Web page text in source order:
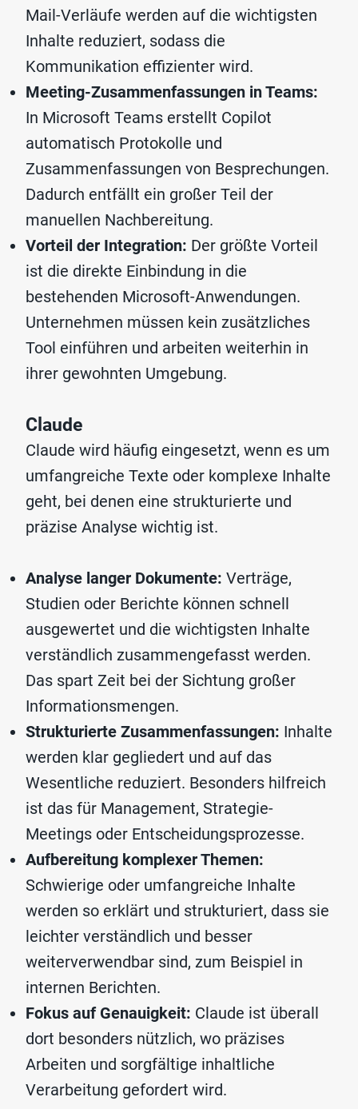
Mail-Verläufe werden auf die wichtigsten
Inhalte reduziert, sodass die
Kommunikation effizienter wird.
Meeting-Zusammenfassungen in Teams:
In Microsoft Teams erstellt Copilot
automatisch Protokolle und
Zusammenfassungen von Besprechungen.
Dadurch entfällt ein großer Teil der
manuellen Nachbereitung.
Vorteil der Integration: Der größte Vorteil
ist die direkte Einbindung in die
bestehenden Microsoft-Anwendungen.
Unternehmen müssen kein zusätzliches
Tool einführen und arbeiten weiterhin in
ihrer gewohnten Umgebung.
Claude
Claude wird häufig eingesetzt, wenn es um
umfangreiche Texte oder komplexe Inhalte
geht, bei denen eine strukturierte und
präzise Analyse wichtig ist.
Analyse langer Dokumente: Verträge,
Studien oder Berichte können schnell
ausgewertet und die wichtigsten Inhalte
verständlich zusammengefasst werden.
Das spart Zeit bei der Sichtung großer
Informationsmengen.
Strukturierte Zusammenfassungen: Inhalte
werden klar gegliedert und auf das
Wesentliche reduziert. Besonders hilfreich
ist das für Management, Strategie-
Meetings oder Entscheidungsprozesse.
Aufbereitung komplexer Themen:
Schwierige oder umfangreiche Inhalte
werden so erklärt und strukturiert, dass sie
leichter verständlich und besser
weiterverwendbar sind, zum Beispiel in
internen Berichten.
Fokus auf Genauigkeit: Claude ist überall
dort besonders nützlich, wo präzises
Arbeiten und sorgfältige inhaltliche
Verarbeitung gefordert wird.